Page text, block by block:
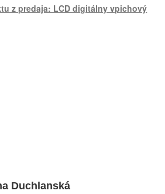
z predaja: LCD digitálny vpichový
Duchlanská